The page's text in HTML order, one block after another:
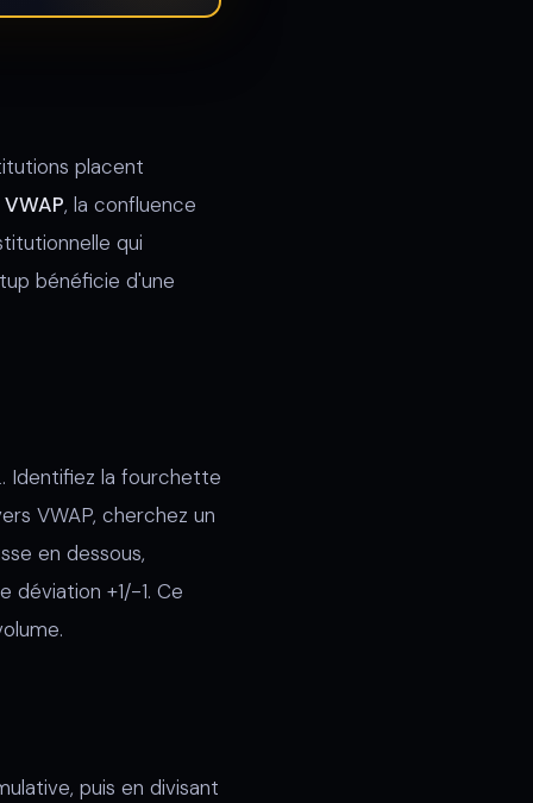
placent
, la confluence
qui
bénéficie d'une
Identifiez la fourchette
VWAP, cherchez un
en dessous,
déviation +1/-1. Ce
puis en divisant